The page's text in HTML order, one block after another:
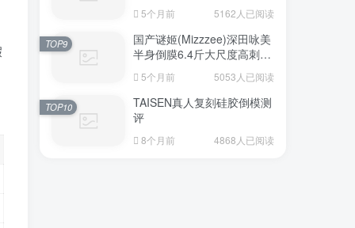
5个月前 5162人已阅读
国产谜姬(Mizzzee)深田咏美
半身倒膜6.4斤大尺度高刺激
5个月前 5053人已阅读
TOP9
TAISEN真人复刻硅胶倒模测
评
8个月前 4868人已阅读
TOP10